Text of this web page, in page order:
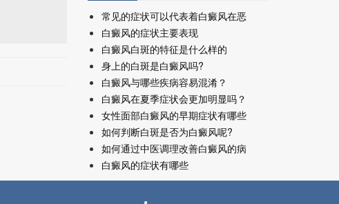
常见的症状可以代表着白癜风在恶
白癜风的症状主要表现
白癜风白斑的特征是什么样的
身上的白斑是白癜风吗?
白癜风与哪些疾病容易混淆？
白癜风在夏季症状会更加明显吗？
女性面部白癜风的早期症状有哪些
如何判断白斑是否为白癜风呢?
如何通过中医调理改善白癜风的病
白癜风的症状有哪些